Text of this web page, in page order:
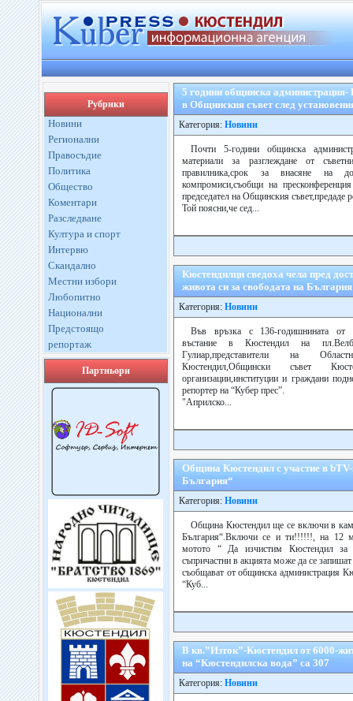
Рубрики
Новини
Регионални
Правосъдие
Политика
Общество
Коментари
Разследване
Култура и спорт
Интервю
Скандално
Местни избори
Любопитно
Национални
Предстоящо
репортаж
Партньори
5 години общинска администрация-
в Общинския съвет след
Категория: Новини
Почти 5-години общинска
материали за разглеждане от
правилника,срок за внасяне на
компромиси,съобщи на
председател на Общинския съвет,предаде
Той поясни,че сед...
Кюстендилци сведоха чела пред
живота си за свободата на България
Категория: Новини
Във връзка с 136-годишнината от
въстание в Кюстендил на
Гулиар,представители на
Кюстендил,Общински съвет
организации,институции и граждани
репортер на “Кубер прес”.
"Априлско...
Община Кюстендил с участие в
България“
Категория: Новини
Община Кюстендил ще се включи в
България“.Включи се и ти!!!!!!, на 12
мотото “ Да изчистим Кюстендил за
съпричастни в акцията може да се
съобщават от общинска администрация
“Куб...
В кв.”Изток”-Кюстендил от 6000-
на “Кюстендилска вода” са 307
Категория: Новини